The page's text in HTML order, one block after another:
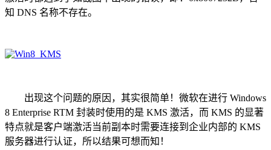
知 DNS 名称不存在。
出现这个问题的原因，其实很简单！微软在进行 Windows
8 Enterprise RTM 封装时使用的是 KMS 激活，而 KMS 的显著
特点就是客户端激活当前副本时需要连接到企业内部的 KMS
服务器进行认证，所以结果可想而知！